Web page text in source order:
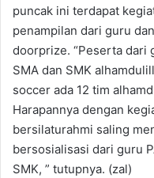
puncak ini terdapat
penampilan dari guru
doorprize. “Peserta dari
SMA dan SMK
soccer ada 12 tim
Harapannya dengan
bersilaturahmi saling
bersosialisasi dari guru
SMK, ” tutupnya. (zal)